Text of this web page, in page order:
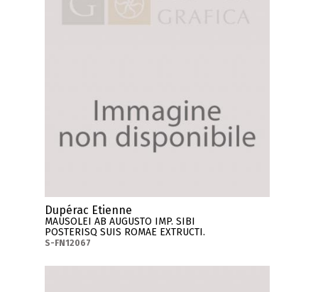
Dupérac Etienne
MAUSOLEI AB AUGUSTO IMP. SIBI
POSTERISQ SUIS ROMAE EXTRUCTI.
S-FN12067